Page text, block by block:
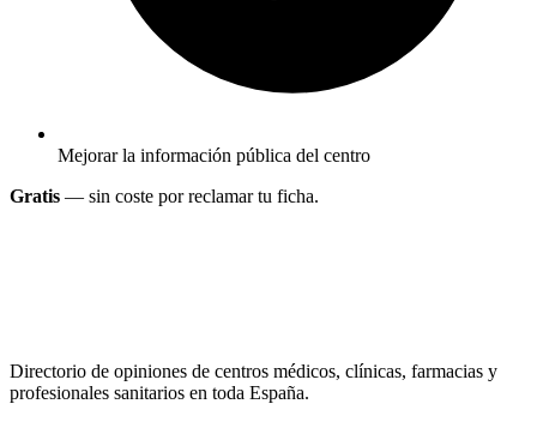
Mejorar la información pública del centro
Gratis — sin coste por reclamar tu ficha.
Directorio de opiniones de centros médicos, clínicas, farmacias y
profesionales sanitarios en toda España.